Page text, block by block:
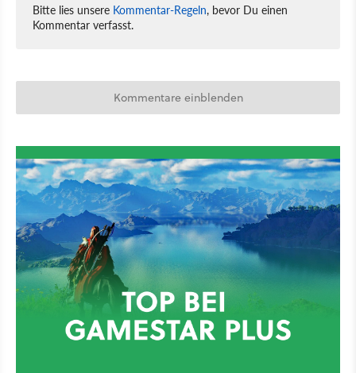
Bitte lies unsere Kommentar-Regeln, bevor Du einen
Kommentar verfasst.
Kommentare einblenden